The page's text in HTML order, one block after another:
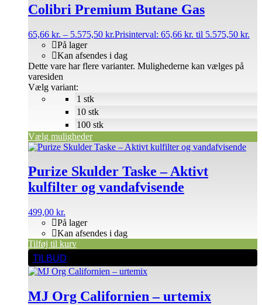
Colibri Premium Butane Gas
65,66 kr. – 5.575,50 kr.Prisinterval: 65,66 kr. til 5.575,50 kr.
På lager
Kan afsendes i dag
Vælg variant:
Vælg muligheder
Dette vare har flere varianter. Mulighederne kan vælges på
varesiden
1 stk
10 stk
100 stk
Purize Skulder Taske – Aktivt
kulfilter og vandafvisende
499,00 kr.
På lager
Kan afsendes i dag
Tilføj til kurv
TILBUD
MJ Org Californien – urtemix